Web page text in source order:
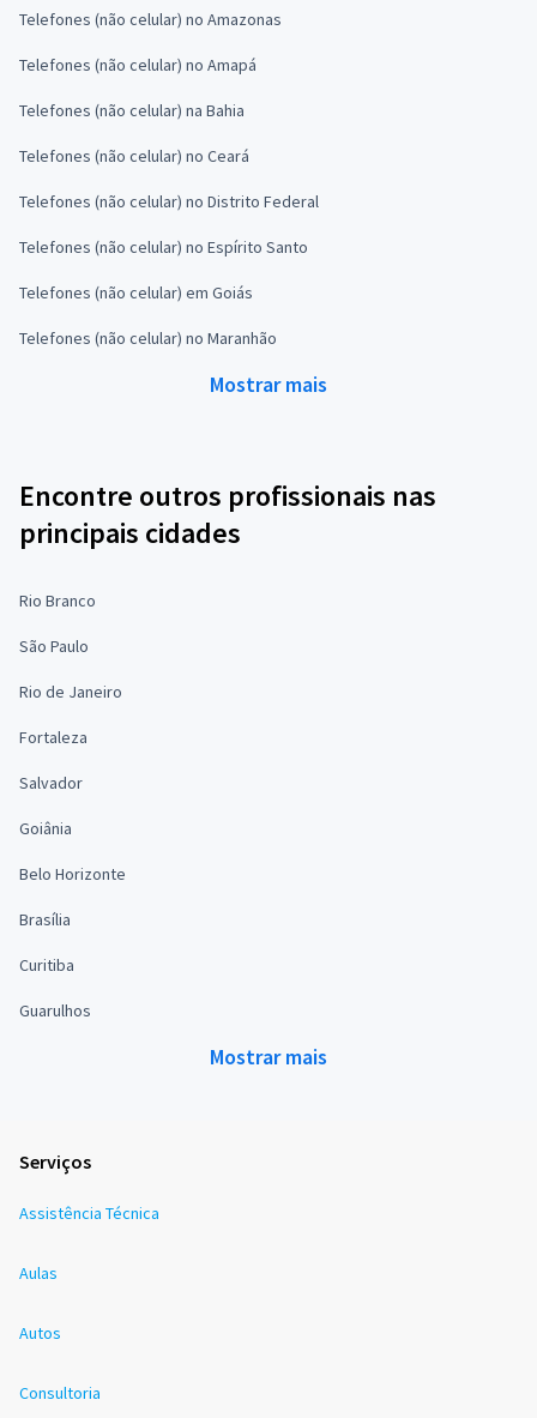
Telefones (não celular) no Amazonas
Telefones (não celular) no Amapá
Telefones (não celular) na Bahia
Telefones (não celular) no Ceará
Telefones (não celular) no Distrito Federal
Telefones (não celular) no Espírito Santo
Telefones (não celular) em Goiás
Telefones (não celular) no Maranhão
Mostrar mais
Encontre outros profissionais nas
principais cidades
Rio Branco
São Paulo
Rio de Janeiro
Fortaleza
Salvador
Goiânia
Belo Horizonte
Brasília
Curitiba
Guarulhos
Mostrar mais
Serviços
Assistência Técnica
Aulas
Autos
Consultoria